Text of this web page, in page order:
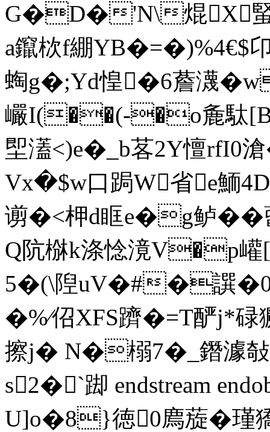
G�D�'N\焜X
a鑹栨f綳YB�=�)%4€$卬�
蜪g�;Yd惶�6薝瀎
巗I(��(-�o麁駄
堲濭<)e�_b茖2Y憻rfI0
Vx�$w口跼W省e鮞
谫�<柙d眶e�g鲈
Q阬椕k涤惗滰V�p
5�(\隉uV�#�譔
�%∕佋XFS躋�=T酽j*
擦j� N�榒7�_鐕澽
s2�`踋 endstream
U]o�8}徳0廌蔙�瑾